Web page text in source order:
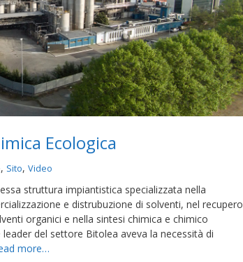
Ecologica
, Sito, Video
struttura impiantistica specializzata nella
e distrubuzione di solventi, nel recupero
organici e nella sintesi chimica e chimico
del settore Bitolea aveva la necessità di
more…